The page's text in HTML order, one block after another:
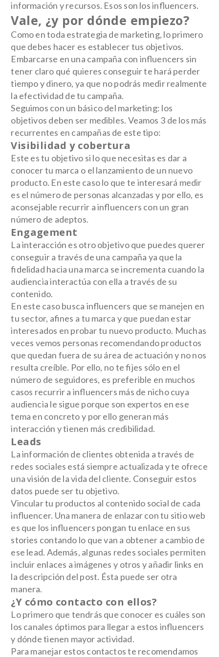
información y recursos. Esos son los influencers.
Vale, ¿y por dónde empiezo?
Como en toda estrategia de marketing, lo primero
que debes hacer es establecer tus objetivos.
Embarcarse en una campaña con influencers sin
tener claro qué quieres conseguir te hará perder
tiempo y dinero, ya que no podrás medir realmente
la efectividad de tu campaña.
Seguimos con un básico del marketing: los
objetivos deben ser medibles. Veamos 3 de los más
recurrentes en campañas de este tipo:
Visibilidad y cobertura
Este es tu objetivo si lo que necesitas es dar a
conocer tu marca o el lanzamiento de un nuevo
producto. En este caso lo que te interesará medir
es el número de personas alcanzadas y por ello, es
aconsejable recurrir a influencers con un gran
número de adeptos.
Engagement
La interacción es otro objetivo que puedes querer
conseguir a través de una campaña ya que la
fidelidad hacia una marca se incrementa cuando la
audiencia interactúa con ella a través de su
contenido.
En este caso busca influencers que se manejen en
tu sector, afines a tu marca y que puedan estar
interesados en probar tu nuevo producto. Muchas
veces vemos personas recomendando productos
que quedan fuera de su área de actuación y no nos
resulta creíble. Por ello, no te fijes sólo en el
número de seguidores, es preferible en muchos
casos recurrir a influencers más de nicho cuya
audiencia le sigue porque son expertos en ese
tema en concreto y por ello generan más
interacción y tienen más credibilidad.
Leads
La información de clientes obtenida a través de
redes sociales está siempre actualizada y te ofrece
una visión de la vida del cliente. Conseguir estos
datos puede ser tu objetivo.
Vincular tu productos al contenido social de cada
influencer. Una manera de enlazar con tu sitio web
es que los influencers pongan tu enlace en sus
stories contando lo que van a obtener a cambio de
ese lead. Además, algunas redes sociales permiten
incluir enlaces a imágenes y otros y añadir links en
la descripción del post. Ésta puede ser otra
manera.
¿Y cómo contacto con ellos?
Lo primero que tendrás que conocer es cuáles son
los canales óptimos para llegar a estos influencers
y dónde tienen mayor actividad.
Para manejar estos contactos te recomendamos